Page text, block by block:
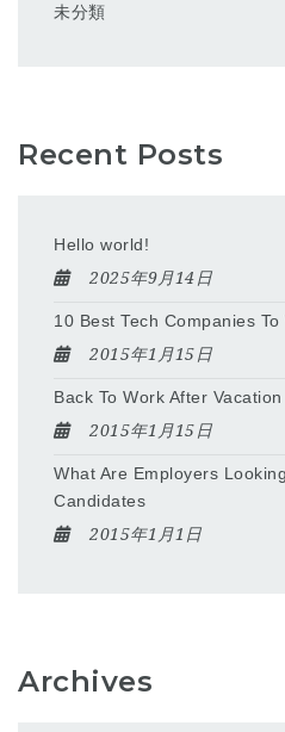
未分類
Recent Posts
Hello world!
2025年9月14日
10 Best Tech Companies
2015年1月15日
Back To Work After Vacation
2015年1月15日
What Are Employers
Candidates
2015年1月1日
Archives